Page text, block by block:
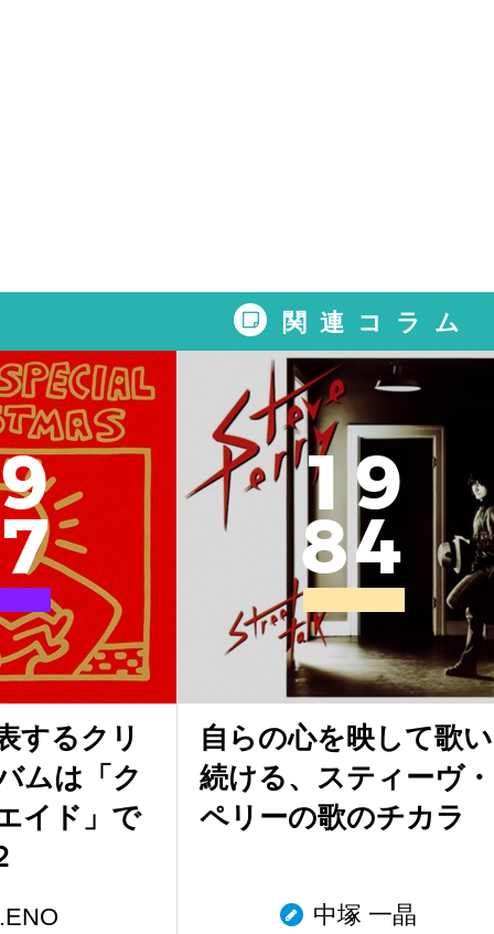
関連コラム
9
7
するクリ
ムは「ク
イド」で
1 9
84
自らの心を映して歌い
続ける、スティーヴ・
ペリーの歌のチカラ
中塚 一晶